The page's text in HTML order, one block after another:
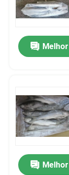
Notícias
Solicite um